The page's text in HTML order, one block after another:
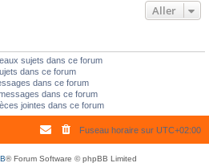
Aller
sujets dans ce forum
dans ce forum
dans ce forum
dans ce forum
jointes dans ce forum
Fuseau horaire sur UTC+02:00
® Forum Software © phpBB Limited